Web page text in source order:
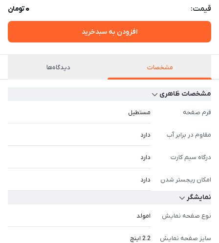
قیمت: 0تومان
افزودن به سبدخرید
مشخصات دیدگاه‌ها
مشخصات ظاهری
فرم صفحه مستطیل
مقاوم در برابر آب دارد
درگاه سیم کارت دارد
امکان ریجستر شدن دارد
نمایشگر
نوع صفحه نمایش امولد
سایز صفحه نمایش 2.2 اینچ